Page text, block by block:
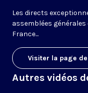
Les directs
assemblées générales
France...
Visiter la page
Autres vidéos